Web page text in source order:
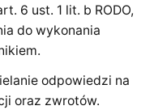
6 ust. 1 lit. b RODO,
do wykonania
odpowiedzi na
oraz zwrotów.